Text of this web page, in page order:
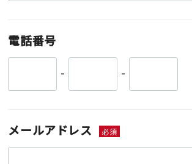
電話番号
-
-
メールアドレス 必須